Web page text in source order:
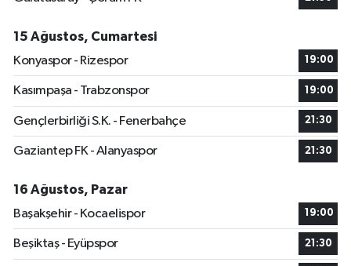
15 Ağustos, Cumartesi
Konyaspor - Rizespor
19:00
Kasımpaşa - Trabzonspor 19:00
Gençlerbirliği S.K. - Fenerbahçe 21:30
Gaziantep FK - Alanyaspor 21:30
16 Ağustos, Pazar
Başakşehir - Kocaelispor
19:00
Beşiktaş - Eyüpspor 21:30